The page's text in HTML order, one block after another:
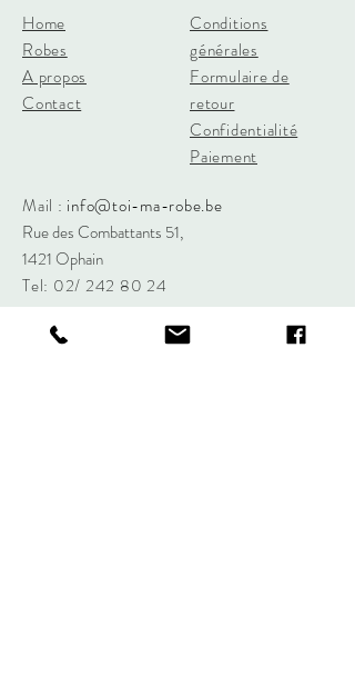
Home
Robes
A propos
Contact
Conditions
générales
Formulaire de
retour
Confidentialité
Paiement
Mail : info@toi-ma-robe.be
Rue des Combattants 51,
1421 Ophain
Tel: 02/ 242 80 24